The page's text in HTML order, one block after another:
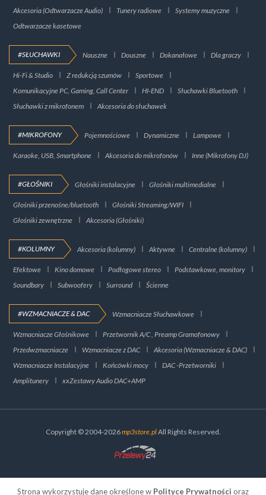
Akcesoria (Odtwarzacze Audio)
Tunery radiowe
Systemy muzyczne
Odtwarzacze kasetowe
#SŁUCHAWKI Nauszne Douszne Dokanałowe Dla graczy
Hi-Fi & Studio Z redukcją szumów
Sportowe
Komunikacyjne PC, Gaming, Call Center
HI-END
Słuchawki Bluetooth
Słuchawki z mikrofonem
Akcesoria do słuchawek
#MIKROFONY Pojemnościowe Dynamiczne Lampowe
Karaoke, USB, Smartphone Akcesoria do mikrofonów Inne (Mikrofony DJ)
#GŁOŚNIKI Głośniki instalacyjne Głośniki multimedialne
Głośniki przenośne/bluetooth
Głośniki Streaming/WIFI
Głośniki zewnętrzne
Akcesoria (Głośniki)
#KOLUMNY Akcesoria (kolumny) Aktywne Centralne (kolumny)
Efektowe Kino domowe Podłogowe stereo
Podstawkowe, monitory
Soundbary
Subwoofery Surround Ścienne
#WZMACNIACZE & DAC Wzmacniacze Słuchawkowe
Wzmacniacze Głośnikowe
Przetwornik A/C , Preamp Gramofonowy
Przedwzmacniacze
Wzmacniacze z DAC
Akcesoria (Wzmacniacze & DAC)
Wzmacniacze Instalacyjne
Końcówki mocy
DAC -Przetworniki
Amplitunery
xxZestawy Audio DAC+AMP
Copyright © 2004-2026mp3store.plAll Rights Reserved.
Strona wykorzystuje dane określone w Polityce Prywatności oraz